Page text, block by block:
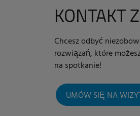
KONTAKT Z
Chcesz odbyć
rozwiązań, które
na spotkanie!
UMÓW SIĘ NA